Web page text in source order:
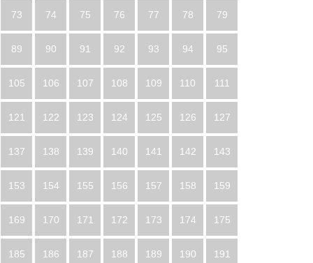
73 74 75 76 77 78 79
89 90 91 92 93 94 95
105 106 107 108 109 110 111
121 122 123 124 125 126 127
137 138 139 140 141 142 143
153 154 155 156 157 158 159
169 170 171 172 173 174 175
185 186 187 188 189 190 191